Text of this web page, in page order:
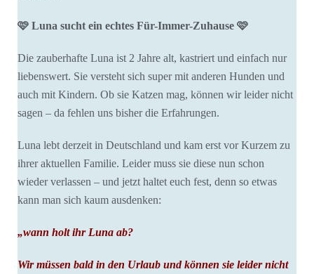
🩷 Luna sucht ein echtes Für-Immer-Zuhause 🩷
Die zauberhafte Luna ist 2 Jahre alt, kastriert und einfach nur
liebenswert. Sie versteht sich super mit anderen Hunden und
auch mit Kindern. Ob sie Katzen mag, können wir leider nicht
sagen – da fehlen uns bisher die Erfahrungen.
Luna lebt derzeit in Deutschland und kam erst vor Kurzem zu
ihrer aktuellen Familie. Leider muss sie diese nun schon
wieder verlassen – und jetzt haltet euch fest, denn so etwas
kann man sich kaum ausdenken:
„wann holt ihr Luna ab?
Wir müssen bald in den Urlaub und können sie leider nicht